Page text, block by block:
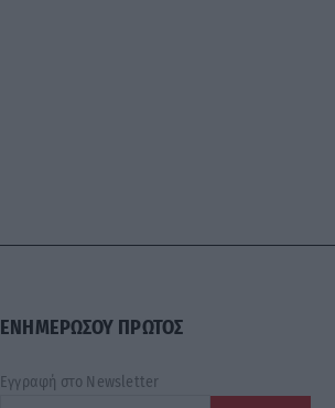
ΕΝΗΜΕΡΩΣΟΥ ΠΡΩΤΟΣ
Εγγραφή στο Newsletter